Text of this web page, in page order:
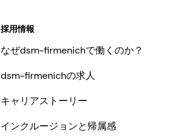
採用情報
なぜdsm-firmenichで働くのか？
dsm-firmenichの求人
キャリアストーリー
インクルージョンと帰属感